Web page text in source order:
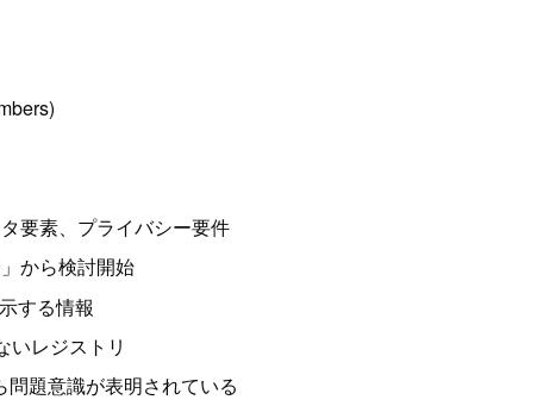
要素、プライバシー要件
から検討開始
する情報
いレジストリ
題意識が表明されている